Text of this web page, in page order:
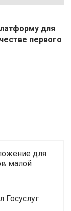
для
первого
для
малой
Госуслуг